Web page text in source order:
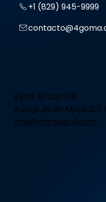
+1 (829) 945-9999
By NF Group SRL
Autop. 30 de Mayo
info@nfgrouprd.com